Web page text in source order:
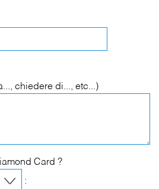
chiedere di..., etc...)
Card ?
: